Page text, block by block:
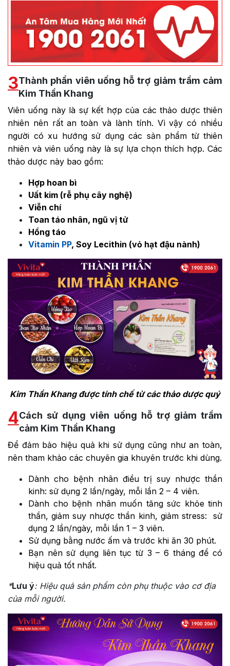
3Thành phần viên uống hỗ trợ giảm trầm cảm
Kim Thần Khang
Viên uống này là sự kết hợp của các thảo dược thiên
nhiên nên rất an toàn và lành tính. Vì vậy có nhiều
người có xu hướng sử dụng các sản phẩm từ thiên
nhiên và viên uống này là sự lựa chọn thích hợp. Các
thảo dược này bao gồm:
Hợp hoan bì
Uất kim (rễ phụ cây nghệ)
Viễn chí
Toan táo nhân, ngũ vị tử
Hồng táo
Vitamin PP, Soy Lecithin (vỏ hạt đậu nành)
Kim Thần Khang được tính chế từ các thảo dược quý
4Cách sử dụng viên uống hỗ trợ giảm trầm
cảm Kim Thần Khang
Để đảm bảo hiệu quả khi sử dụng cũng như an toàn,
nên tham khảo các chuyên gia khuyên trước khi dùng.
Dành cho bệnh nhân điều trị suy nhược thần
kinh: sử dụng 2 lần/ngày, mỗi lần 2 – 4 viên.
Dành cho bệnh nhân muốn tăng sức khỏe tinh
thần, giảm suy nhược thần kinh, giảm stress: sử
dụng 2 lần/ngày, mỗi lần 1 – 3 viên.
Sử dụng bằng nước ấm và trước khi ăn 30 phút.
Bạn nên sử dụng liên tục từ 3 – 6 tháng để có
hiệu quả tốt nhất.
*Lưu ý: Hiệu quả sản phẩm còn phụ thuộc vào cơ địa
của mỗi người.